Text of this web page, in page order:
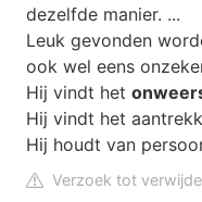
dezelfde manier. ...
Leuk gevonden
ook wel eens
Hij vindt het
Hij vindt het
Hij houdt van
Verzoek tot